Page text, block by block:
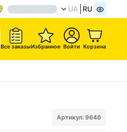
UA RU
Все заказыИзбранное Войти Корзина
Артикул: 9646